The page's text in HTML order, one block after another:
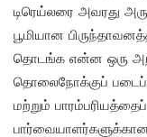
டிரெய்லரை அவரது
பூமியான
தொடங்க என்ன ஒரு
தொலைநோக்குப்
மற்றும்
பார்வையாளர்களுக்கான